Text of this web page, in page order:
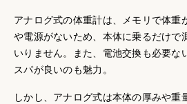
アナログ式の体重計は、メモリで体重
や電源がないため、本体に乗るだけで
いりません。また、電池交換も必要な
スパが良いのも魅力。
しかし、アナログ式は本体の厚みや重